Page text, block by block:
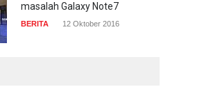
masalah Galaxy Note7
BERITA 12 Oktober 2016